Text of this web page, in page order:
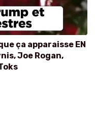
ça apparaisse EN
Joe Rogan,